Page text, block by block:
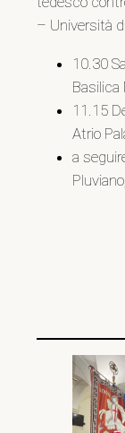
– Università
10.30
Basilica
11.15
Atrio
a